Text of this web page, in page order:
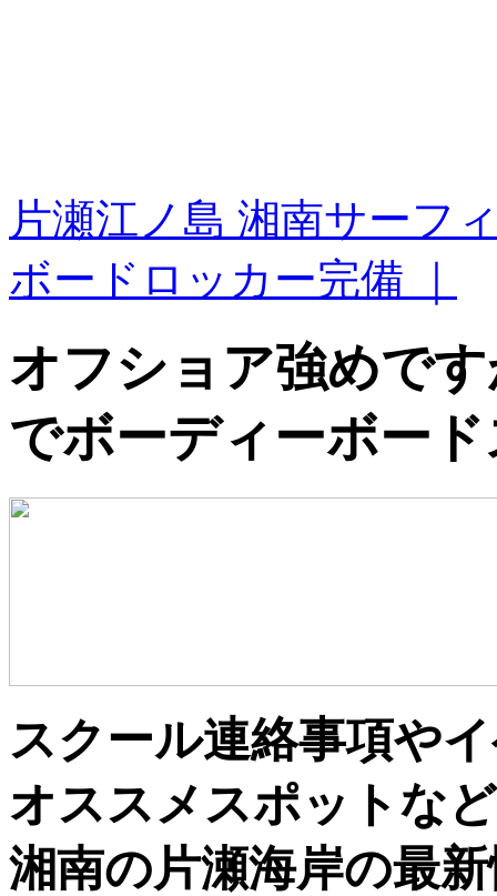
片瀬江ノ島 湘南サーフ
ボードロッカー完備 ｜
オフショア強めで
でボーディーボー
スクール連絡事項や
オススメスポットなど
湘南の片瀬海岸の最